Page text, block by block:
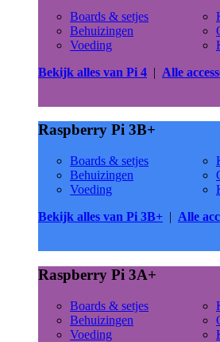
Boards & setjes
Behuizingen
Voeding
Bekijk alles van Pi 4 | Alle
Raspberry Pi 3B+
Boards & setjes
Behuizingen
Voeding
Bekijk alles van Pi 3B+ | Alle
Raspberry Pi 3A+
Boards & setjes
Behuizingen
Voeding